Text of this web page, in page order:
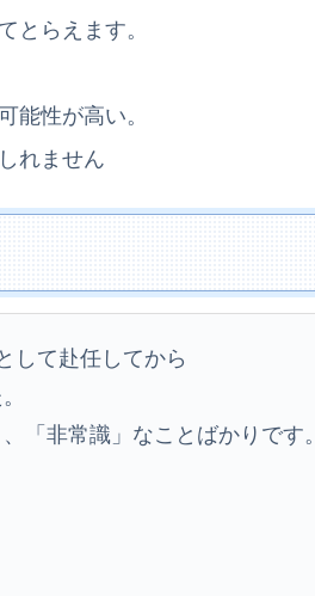
とらえます。
能性が高い。
れません
して赴任してから
「非常識」なことばかりです。